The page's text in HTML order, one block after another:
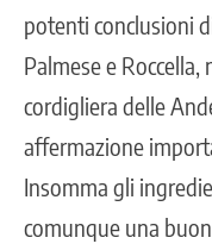
potenti conclusioni
Palmese e
cordigliera delle
affermazione
Insomma gli
comunque una